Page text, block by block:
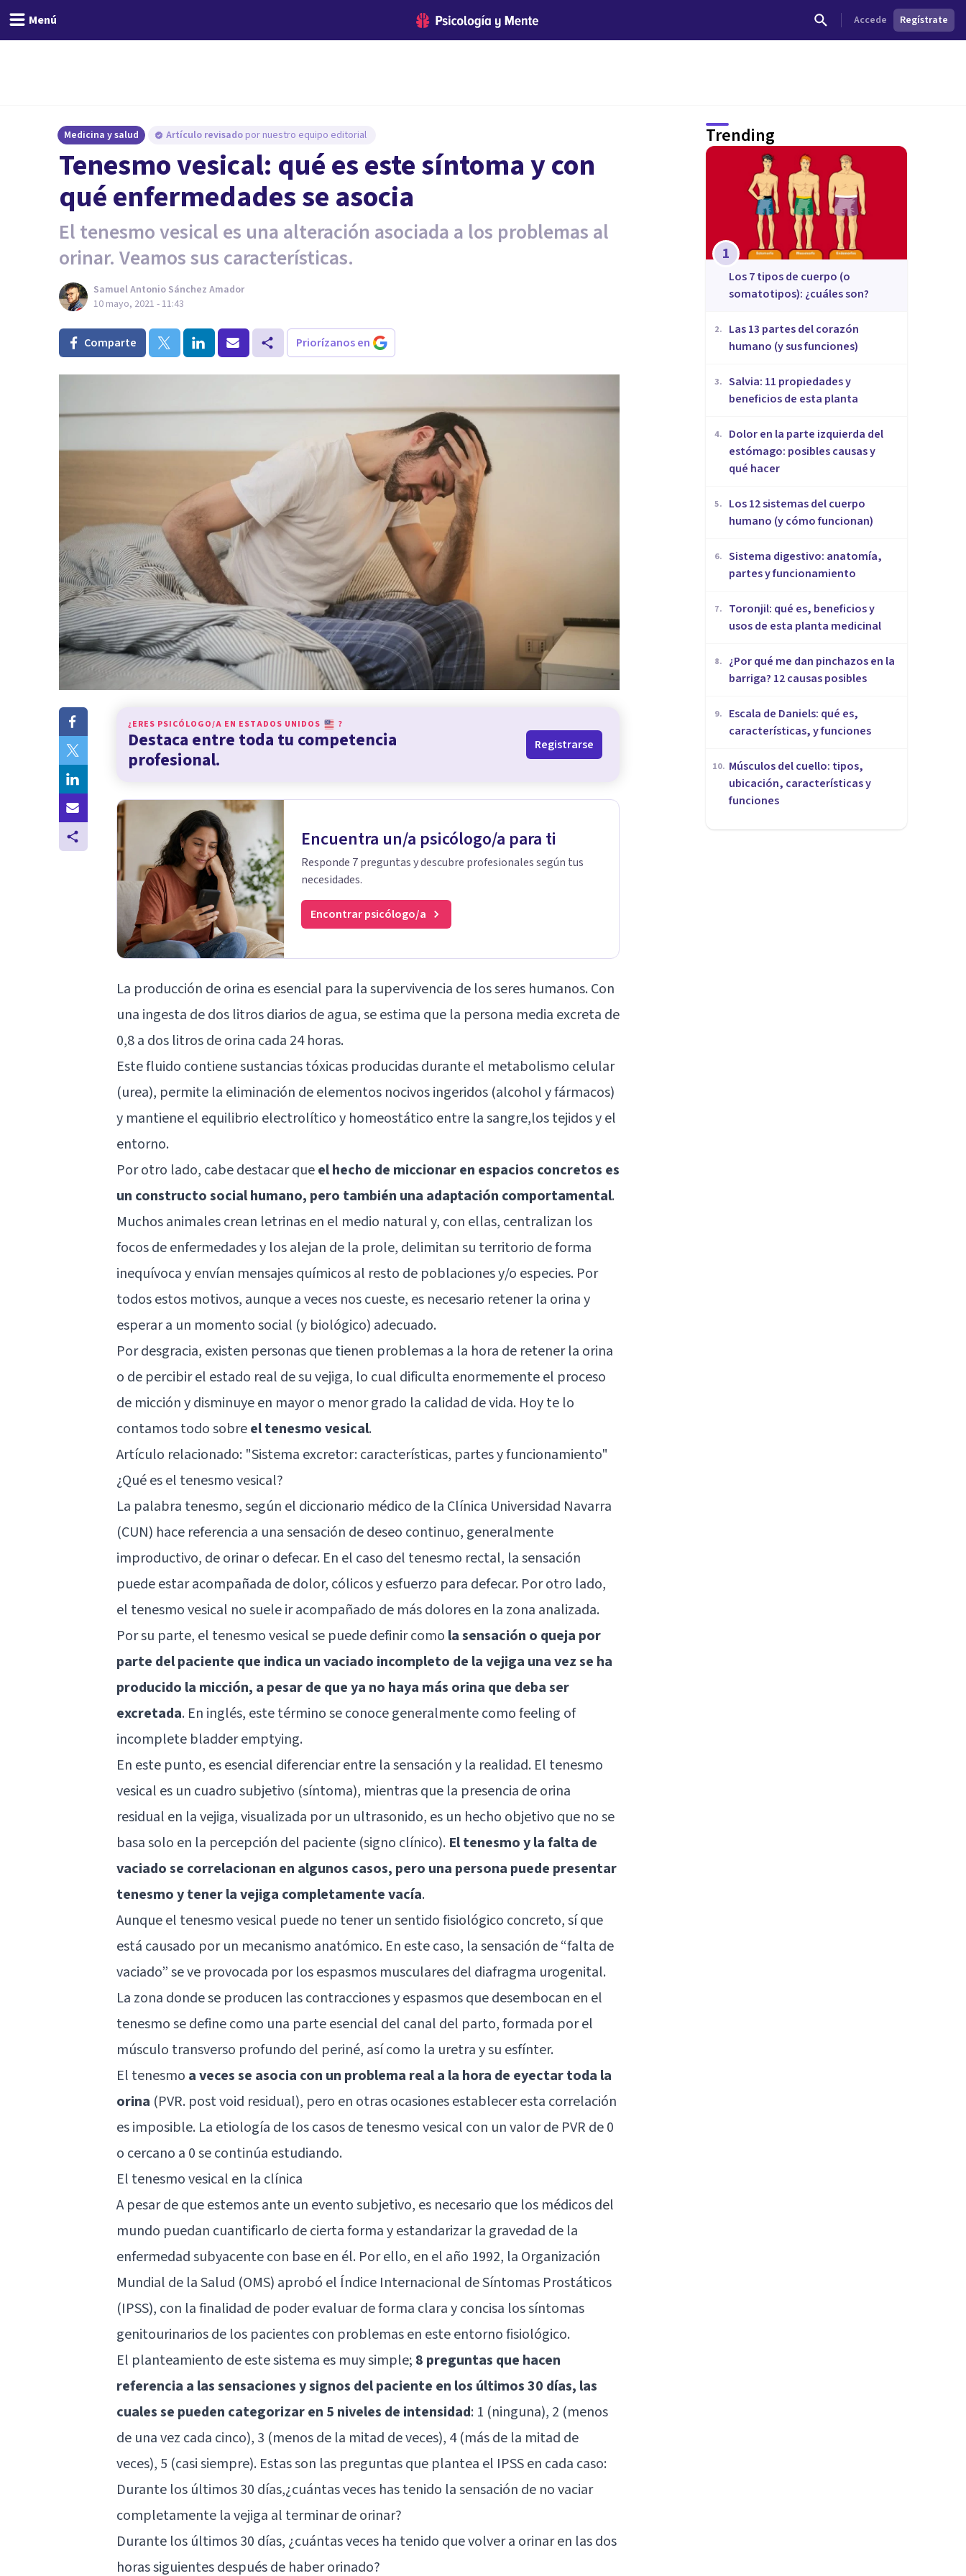
Menú Accede Regístrate
Medicina y salud Artículo revisado por nuestro equipo editorial
Tenesmo vesical: qué es este síntoma y con
qué enfermedades se asocia
El tenesmo vesical es una alteración asociada a los problemas al
orinar. Veamos sus características.
Samuel Antonio Sánchez Amador
10 mayo, 2021 - 11:43
Comparte Priorízanos en
¿ERES PSICÓLOGO/A EN ESTADOS UNIDOS ?
Destaca entre toda tu competencia
profesional.
Registrarse
Encuentra un/a psicólogo/a para ti
Responde 7 preguntas y descubre profesionales según tus
necesidades.
Encontrar psicólogo/a
La producción de orina es esencial para la supervivencia de los seres humanos. Con
una ingesta de dos litros diarios de agua, se estima que la persona media excreta de
0,8 a dos litros de orina cada 24 horas.
Este fluido contiene sustancias tóxicas producidas durante el metabolismo celular
(urea), permite la eliminación de elementos nocivos ingeridos (alcohol y fármacos)
y mantiene el equilibrio electrolítico y homeostático entre la sangre,los tejidos y el
entorno.
Por otro lado, cabe destacar queel hecho de miccionar en espacios concretos es
un constructo social humano, pero también una adaptación comportamental.
Muchos animales crean letrinas en el medio natural y, con ellas, centralizan los
focos de enfermedades y los alejan de la prole, delimitan su territorio de forma
inequívoca y envían mensajes químicos al resto de poblaciones y/o especies. Por
todos estos motivos, aunque a veces nos cueste, es necesario retener la orina y
esperar a un momento social (y biológico) adecuado.
Por desgracia, existen personas que tienen problemas a la hora de retener la orina
o de percibir el estado real de su vejiga, lo cual dificulta enormemente el proceso
de micción y disminuye en mayor o menor grado la calidad de vida. Hoy te lo
contamos todo sobreel tenesmo vesical.
Artículo relacionado: "Sistema excretor: características, partes y funcionamiento"
¿Qué es el tenesmo vesical?
La palabra tenesmo, según el diccionario médico de la Clínica Universidad Navarra
(CUN) hace referencia a una sensación de deseo continuo, generalmente
improductivo, de orinar o defecar. En el caso del tenesmo rectal, la sensación
puede estar acompañada de dolor, cólicos y esfuerzo para defecar. Por otro lado,
el tenesmo vesical no suele ir acompañado de más dolores en la zona analizada.
Por su parte, el tenesmo vesical se puede definir como la sensación o queja por
parte del paciente que indica un vaciado incompleto de la vejiga una vez se ha
producido la micción, a pesar de que ya no haya más orina que deba ser
excretada. En inglés, este término se conoce generalmente como feeling of
incomplete bladder emptying.
En este punto, es esencial diferenciar entre la sensación y la realidad. El tenesmo
vesical es un cuadro subjetivo (síntoma), mientras que la presencia de orina
residual en la vejiga, visualizada por un ultrasonido, es un hecho objetivo que no se
basa solo en la percepción del paciente (signo clínico). El tenesmo y la falta de
vaciado se correlacionan en algunos casos, pero una persona puede presentar
tenesmo y tener la vejiga completamente vacía.
Aunque el tenesmo vesical puede no tener un sentido fisiológico concreto, sí que
está causado por un mecanismo anatómico. En este caso, la sensación de “falta de
vaciado” se ve provocada por los espasmos musculares del diafragma urogenital.
La zona donde se producen las contracciones y espasmos que desembocan en el
tenesmo se define como una parte esencial del canal del parto, formada por el
músculo transverso profundo del periné, así como la uretra y su esfínter.
El tenesmo a veces se asocia con un problema real a la hora de eyectar toda la
orina (PVR. post void residual), pero en otras ocasiones establecer esta correlación
es imposible. La etiología de los casos de tenesmo vesical con un valor de PVR de 0
o cercano a 0 se continúa estudiando.
El tenesmo vesical en la clínica
A pesar de que estemos ante un evento subjetivo, es necesario que los médicos del
mundo puedan cuantificarlo de cierta forma y estandarizar la gravedad de la
enfermedad subyacente con base en él. Por ello, en el año 1992, la Organización
Mundial de la Salud (OMS) aprobó el Índice Internacional de Síntomas Prostáticos
(IPSS), con la finalidad de poder evaluar de forma clara y concisa los síntomas
genitourinarios de los pacientes con problemas en este entorno fisiológico.
El planteamiento de este sistema es muy simple; 8 preguntas que hacen
referencia a las sensaciones y signos del paciente en los últimos 30 días, las
cuales se pueden categorizar en 5 niveles de intensidad: 1 (ninguna), 2 (menos
de una vez cada cinco), 3 (menos de la mitad de veces), 4 (más de la mitad de
veces), 5 (casi siempre). Estas son las preguntas que plantea el IPSS en cada caso:
Durante los últimos 30 días,¿cuántas veces has tenido la sensación de no vaciar
completamente la vejiga al terminar de orinar?
Durante los últimos 30 días, ¿cuántas veces ha tenido que volver a orinar en las dos
horas siguientes después de haber orinado?
Trending
1
​Los 7 tipos de cuerpo (o
somatotipos): ¿cuáles son?
2.
Las 13 partes del corazón
humano (y sus funciones)
3. Salvia: 11 propiedades y
beneficios de esta planta
4.
Dolor en la parte izquierda del
estómago: posibles causas y
qué hacer
5.
Los 12 sistemas del cuerpo
humano (y cómo funcionan)
6. Sistema digestivo: anatomía,
partes y funcionamiento
7.
Toronjil: qué es, beneficios y
usos de esta planta medicinal
8.
¿Por qué me dan pinchazos en la
barriga? 12 causas posibles
9.
Escala de Daniels: qué es,
características, y funciones
10. Músculos del cuello: tipos,
ubicación, características y
funciones